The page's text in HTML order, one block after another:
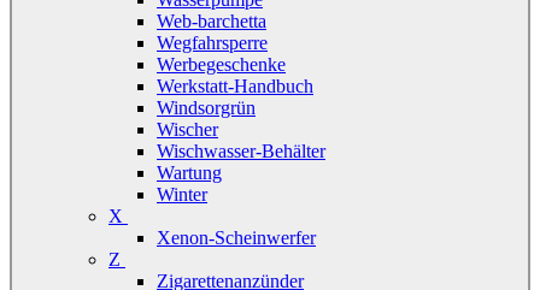
Web-barchetta
Wegfahrsperre
Werbegeschenke
Werkstatt-Handbuch
Windsorgrün
Wischer
Wischwasser-Behälter
Wartung
Winter
X
Xenon-Scheinwerfer
Z
Zigarettenanzünder